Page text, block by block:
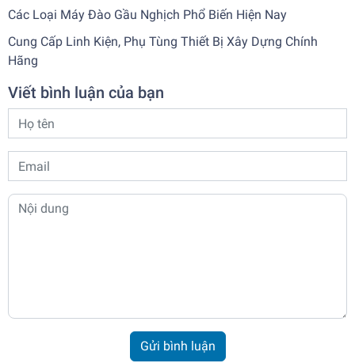
Các Loại Máy Đào Gầu Nghịch Phổ Biến Hiện Nay
Cung Cấp Linh Kiện, Phụ Tùng Thiết Bị Xây Dựng Chính
Hãng
Viết bình luận của bạn
Gửi bình luận